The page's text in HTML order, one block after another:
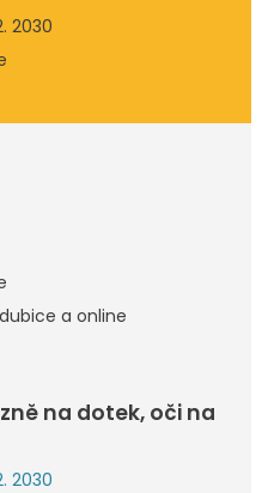
2030
a online
na dotek, oči na
2030